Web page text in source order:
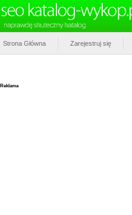
Strona Główna Zarejestruj się
Reklama